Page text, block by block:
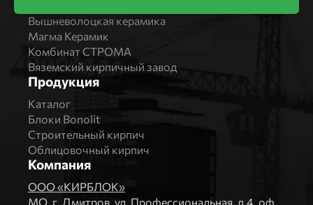
Вышневолоцкая керамика
Магма Керамик
Комбинат СТРОМА
Вяземский кирпичный завод
Продукция
Каталог
Блоки Bonolit
Строительный кирпич
Облицовочный кирпич
Компания
ООО «КИРБЛОК»
МO, г. Дмитров, ул. Профессиональная, д.4, оф.